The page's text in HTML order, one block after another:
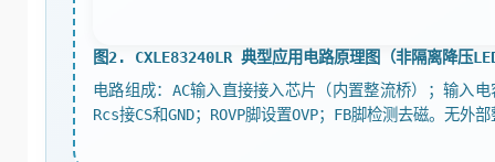
图2. CXLE83240LR 典型应用电路原理图（非隔离降压
电路组成：AC输入直接接入芯片（内置整流桥）；输入
Rcs接CS和GND；ROVP脚设置OVP；FB脚检测去磁。无外